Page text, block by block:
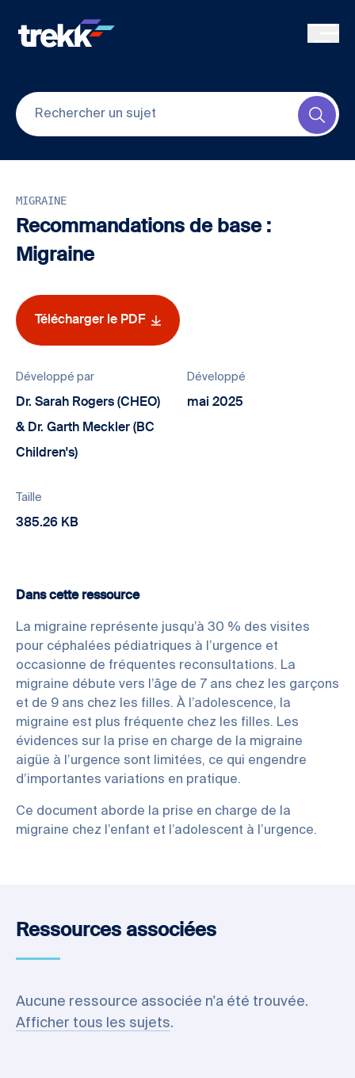
MIGRAINE
Recommandations de base :
Migraine
Télécharger le PDF
Développé par
Dr. Sarah Rogers (CHEO)
& Dr. Garth Meckler (BC
Children's)
Développé
mai 2025
Taille
385.26 KB
Dans cette ressource
La migraine représente jusqu’à 30 % des visites
pour céphalées pédiatriques à l’urgence et
occasionne de fréquentes reconsultations. La
migraine débute vers l’âge de 7 ans chez les garçons
et de 9 ans chez les filles. À l’adolescence, la
migraine est plus fréquente chez les filles. Les
évidences sur la prise en charge de la migraine
aigüe à l’urgence sont limitées, ce qui engendre
d’importantes variations en pratique.
Ce document aborde la prise en charge de la
migraine chez l’enfant et l’adolescent à l’urgence.
Ressources associées
Aucune ressource associée n'a été trouvée.
Afficher tous les sujets.